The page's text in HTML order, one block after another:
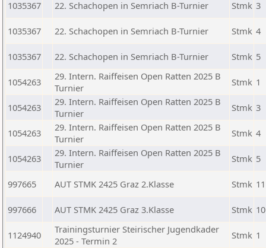
1035367 22. Schachopen in Semriach B-Turnier Stmk 3
1035367 22. Schachopen in Semriach B-Turnier Stmk 4
1035367 22. Schachopen in Semriach B-Turnier Stmk 5
1054263
29. Intern. Raiffeisen Open Ratten 2025 B
Turnier
Stmk 1
1054263
29. Intern. Raiffeisen Open Ratten 2025 B
Turnier
Stmk 3
1054263
29. Intern. Raiffeisen Open Ratten 2025 B
Turnier
Stmk 4
1054263
29. Intern. Raiffeisen Open Ratten 2025 B
Turnier
Stmk 5
997665 AUT STMK 2425 Graz 2.Klasse Stmk 11
997666 AUT STMK 2425 Graz 3.Klasse Stmk 10
1124940
Trainingsturnier Steirischer Jugendkader
2025 - Termin 2
Stmk 1